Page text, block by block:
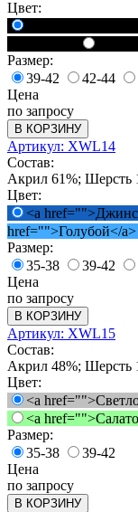
Цвет:
Размер:
39-42
42-44
Цена
по запросу
В КОРЗИНУ
Артикул: XWL14
Состав:
Акрил 61%; Шерсть
Цвет:
<a
href="">Голубой</a>
Размер:
35-38
39-42
Цена
по запросу
В КОРЗИНУ
Артикул: XWL15
Состав:
Акрил 48%; Шерсть
Цвет:
<a
<a
Размер:
35-38
39-42
Цена
по запросу
В КОРЗИНУ